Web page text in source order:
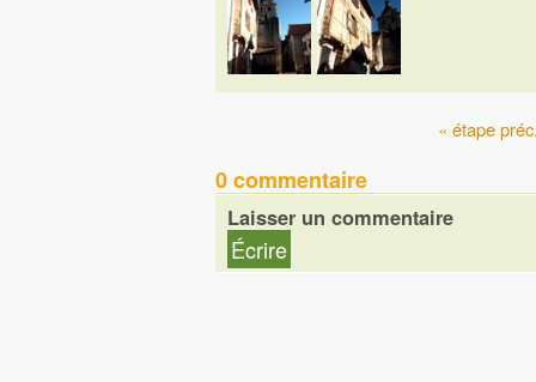
« étape
0 commentaire
Laisser un commentaire
Écrire